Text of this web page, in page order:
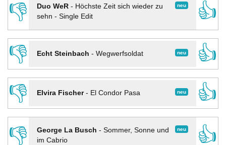
👎
neu
Duo WeR- Höchste Zeit sich wieder zu
sehn - Single Edit
👍
👎
neu
Echt Steinbach - Wegwerfsoldat
👍
👎
neu
Elvira Fischer- El Condor Pasa
👍
👎
neu
George La Busch - Sommer, Sonne und
im Cabrio
👍